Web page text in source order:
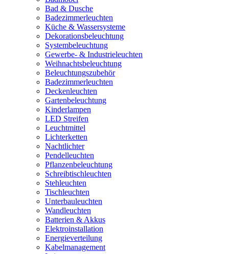
Bad & Dusche
Badezimmerleuchten
Küche & Wassersysteme
Dekorationsbeleuchtung
Systembeleuchtung
Gewerbe- & Industrieleuchten
Weihnachtsbeleuchtung
Beleuchtungszubehör
Badezimmerleuchten
Deckenleuchten
Gartenbeleuchtung
Kinderlampen
LED Streifen
Leuchtmittel
Lichterketten
Nachtlichter
Pendelleuchten
Pflanzenbeleuchtung
Schreibtischleuchten
Stehleuchten
Tischleuchten
Unterbauleuchten
Wandleuchten
Batterien & Akkus
Elektroinstallation
Energieverteilung
Kabelmanagement